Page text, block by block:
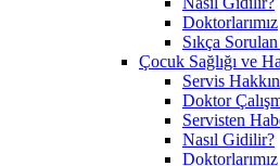
Doktorlarımız
Sıkça
Çocuk Sağlığı ve
Servis
Doktor
Servisten
Nasıl Gidilir?
Doktorlarımız